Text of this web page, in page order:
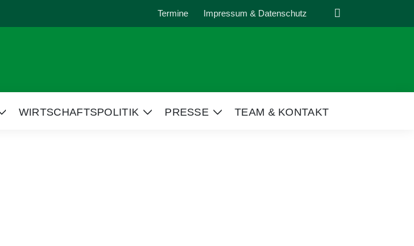
Termine Impressum & Datenschutz Suche
Zeige
WIRTSCHAFTSPOLITIK
Zeige
PRESSE
Zeige
TEAM & KONTAKT